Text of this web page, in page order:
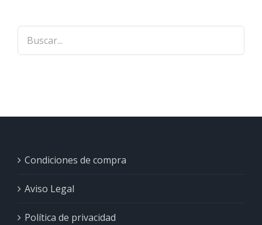
Condiciones de compra
Aviso Legal
Política de privacidad